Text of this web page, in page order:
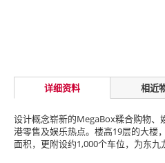
详细资料 相近
设计概念崭新的MegaBox糅合购物、
港零售及娱乐热点。楼高19层的大楼
面积，更附设约1,000个车位，为东九